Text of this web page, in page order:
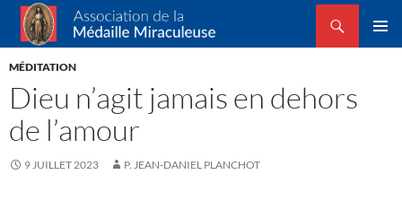
Association de la Médaille Miraculeuse
Recherche
ALLER
AU
MÉDITATION
Dieu n’agit jamais en dehors
de l’amour
9 JUILLET 2023 P. JEAN-DANIEL PLANCHOT